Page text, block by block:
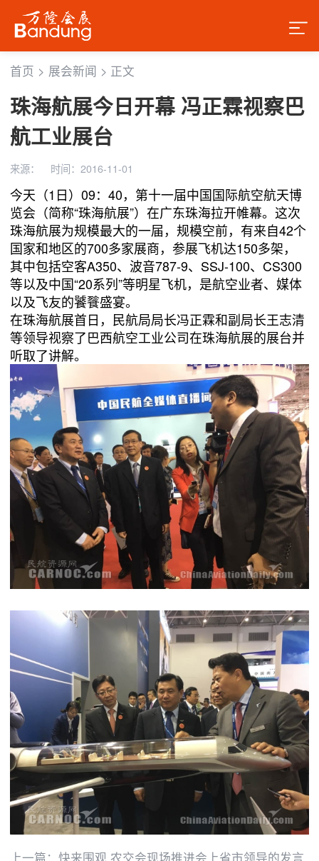
首页 > 展会新闻 > 正文
珠海航展今日开幕 冯正霖视察巴
航工业展台
来源： 时间：2016-11-01
今天（1日）09：40，第十一届中国国际航空航天博
览会（简称“珠海航展”）在广东珠海拉开帷幕。这次
珠海航展为规模最大的一届，规模空前，有来自42个
国家和地区的700多家展商，参展飞机达150多架，
其中包括空客A350、波音787-9、SSJ-100、CS300
等以及中国“20系列”等明星飞机，是航空业者、媒体
以及飞友的饕餮盛宴。
在珠海航展首日，民航局局长冯正霖和副局长王志清
等领导视察了巴西航空工业公司在珠海航展的展台并
听取了讲解。
上一篇：快来围观 农交会现场推进会上省市领导的发言